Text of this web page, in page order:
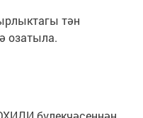
тән
озатыла.